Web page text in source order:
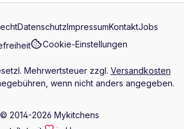
DatenschutzImpressumKontaktJobs
Cookie-Einstellungen
Mehrwertsteuer zzgl. Versandkosten
wenn nicht anders angegeben.
© 2014-2026 Mykitchens